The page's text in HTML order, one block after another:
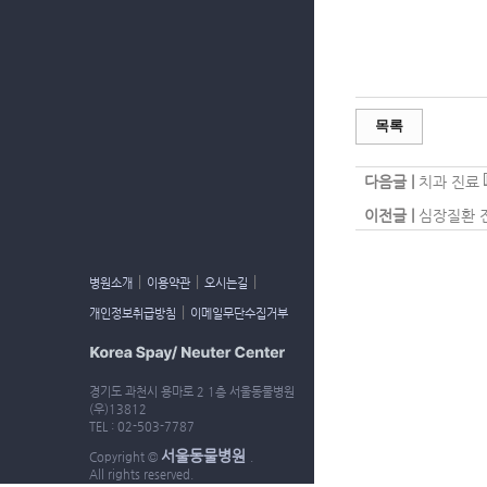
병원소개｜ 이용약관｜ 오시는길
개인정보취급방침 이메일무단수집거부
경기도 과천시 용마로 2 1층 서울동물병원
(우)13812
TEL : 02-503-7787
Copyright © 서울동물병원
All rights reserved.
목록
다음글 | 치과 진료
이전글 | 심장질환